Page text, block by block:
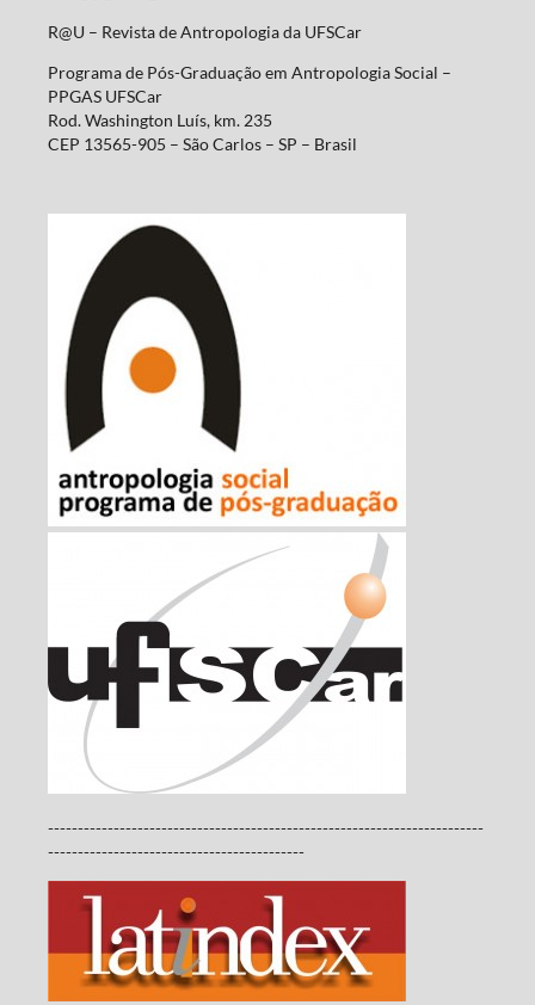
R@U – Revista de Antropologia da UFSCar
Programa de Pós-Graduação em Antropologia Social –
PPGAS UFSCar
Rod. Washington Luís, km. 235
CEP 13565-905 – São Carlos – SP – Brasil
-------------------------------------------------------------------------
-------------------------------------------